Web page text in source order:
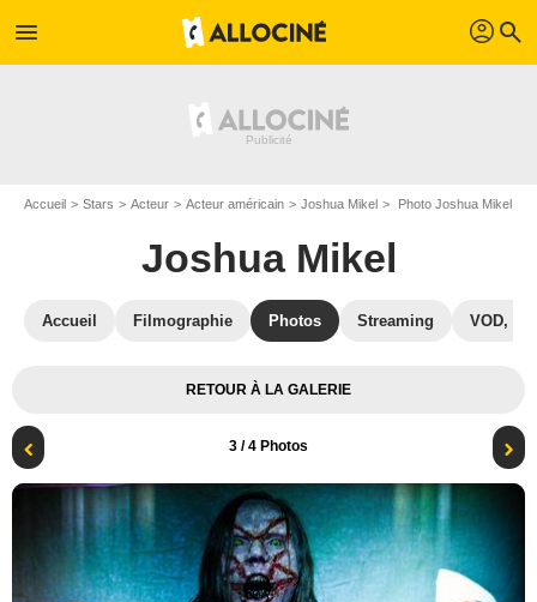
menu profil search
Accueil Stars Acteur Acteur américain Joshua Mikel Photo Joshua Mikel
Joshua Mikel
Accueil Filmographie Photos Streaming VOD,
RETOUR À LA GALERIE
3 / 4 Photos